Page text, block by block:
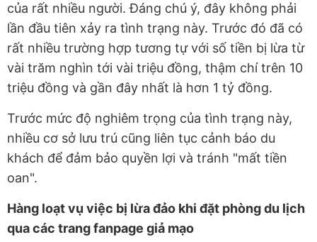
của rất nhiều người. Đáng chú ý, đây không phải
lần đầu tiên xảy ra tình trạng này. Trước đó đã có
rất nhiều trường hợp tương tự với số tiền bị lừa từ
vài trăm nghìn tới vài triệu đồng, thậm chí trên 10
triệu đồng và gần đây nhất là hơn 1 tỷ đồng.
Trước mức độ nghiêm trọng của tình trạng này,
nhiều cơ sở lưu trú cũng liên tục cảnh báo du
khách để đảm bảo quyền lợi và tránh "mất tiền
oan".
Hàng loạt vụ việc bị lừa đảo khi đặt phòng du lịch
qua các trang fanpage giả mạo